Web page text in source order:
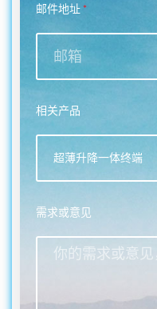
邮件地址
相关产品
需求或意见